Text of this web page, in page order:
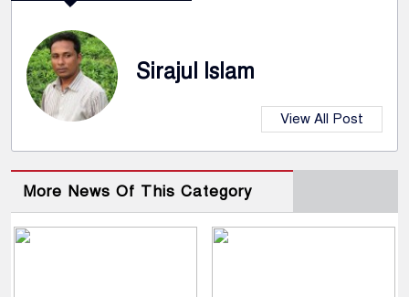
Sirajul Islam
View All Post
More News Of This Category